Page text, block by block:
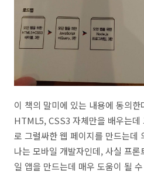
이 책의 말미에 있는 내용에 동의한
HTML5, CSS3 자체만을 배우는데
로 그럴싸한 웹 페이지를 만드는데
나는 모바일 개발자인데, 사실 프
일 앱을 만드는데 매우 도움이 될